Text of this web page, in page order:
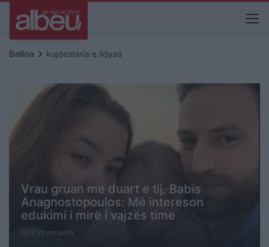
Ballina keyboard_arrow_right kujdestaria e lidyas
Vrau gruan me duart e tij, Babis
Anagnostopoulos: Më intereson
edukimi i mirë i vajzës time
schedule 5 vit me parë